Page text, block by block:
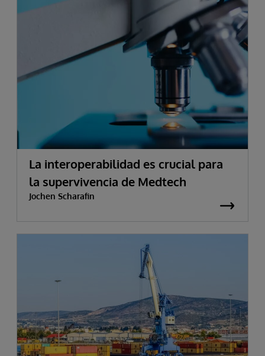
La interoperabilidad es crucial para
la supervivencia de Medtech
Jochen Scharafin